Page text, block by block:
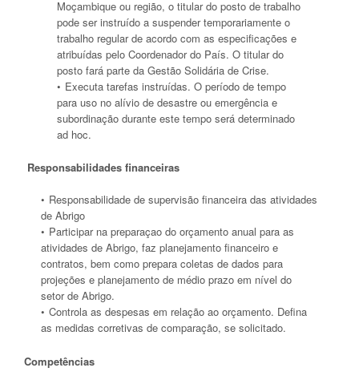
Moçambique ou região, o titular do posto de trabalho
pode ser instruído a suspender temporariamente o
trabalho regular de acordo com as especificações e
atribuídas pelo Coordenador do País. O titular do
posto fará parte da Gestão Solidária de Crise.
Executa tarefas instruídas. O período de tempo
para uso no alívio de desastre ou emergência e
subordinação durante este tempo será determinado
ad hoc.
Responsabilidades financeiras
Responsabilidade de supervisão financeira das atividades
de Abrigo
Participar na preparaçao do orçamento anual para as
atividades de Abrigo, faz planejamento financeiro e
contratos, bem como prepara coletas de dados para
projeções e planejamento de médio prazo em nível do
setor de Abrigo.
Controla as despesas em relação ao orçamento. Defina
as medidas corretivas de comparação, se solicitado.
Competências